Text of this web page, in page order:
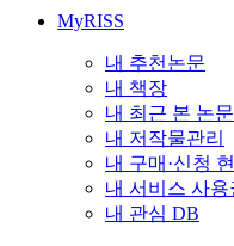
MyRISS
내 추천논문
내 책장
내 최근 본 논문
내 저작물관리
내 구매·신청
내 서비스 사용
내 관심 DB